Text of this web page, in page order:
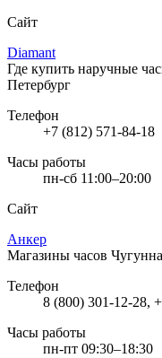
Сайт
Diamant
Где купить наручные
Петербург
Телефон
+7 (812) 571-84-18
Часы работы
пн-сб 11:00–20:00
Сайт
Анкер
Магазины часов
Телефон
8 (800) 301-12-28,
Часы работы
пн-пт 09:30–18:30